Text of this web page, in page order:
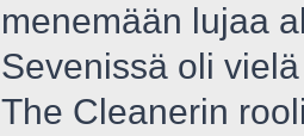
menemään lujaa
Sevenissä oli
The Cleanerin